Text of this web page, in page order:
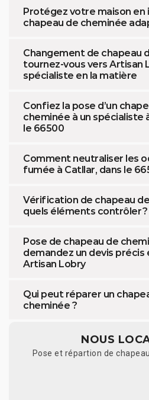
Protégez votre maison en
chapeau de cheminée
Changement de chapeau
tournez-vous vers Artisan
spécialiste en la matière
Confiez la pose d’un
cheminée à un spécialiste
le 66500
Comment neutraliser les
fumée à Catllar, dans le
Vérification de chapeau
quels éléments contrôler ?
Pose de chapeau de
demandez un devis précis
Artisan Lobry
Qui peut réparer un
cheminée ?
NOUS
Pose et répartion de